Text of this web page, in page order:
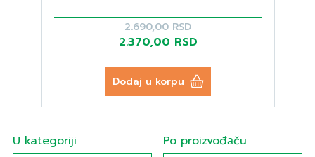
2.690,00 RSD
2.370,00 RSD
Dodaj u korpu
U kategoriji Po proizvođаču